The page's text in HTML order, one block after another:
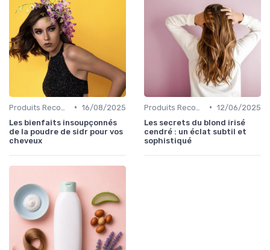
• 16/08/2025
Les bienfaits insoupçonnés
de la poudre de sidr pour vos
cheveux
• 12/06/2025
Les secrets du blond irisé
cendré : un éclat subtil et
sophistiqué